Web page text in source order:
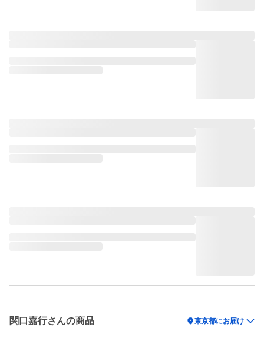
関口嘉行さんの商品 location_on東京都にお届け